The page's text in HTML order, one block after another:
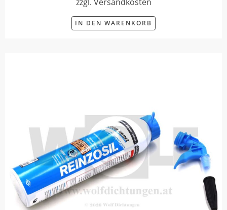
zzgl. Versandkosten
IN DEN WARENKORB